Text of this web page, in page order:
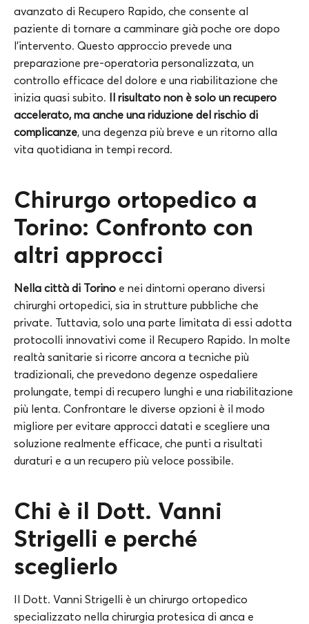
avanzato di Recupero Rapido, che consente al
paziente di tornare a camminare già poche ore dopo
l’intervento. Questo approccio prevede una
preparazione pre-operatoria personalizzata, un
controllo efficace del dolore e una riabilitazione che
inizia quasi subito. Il risultato non è solo un recupero
accelerato, ma anche una riduzione del rischio di
complicanze, una degenza più breve e un ritorno alla
vita quotidiana in tempi record.
Chirurgo ortopedico a
Torino: Confronto con
altri approcci
Nella città di Torino e nei dintorni operano diversi
chirurghi ortopedici, sia in strutture pubbliche che
private. Tuttavia, solo una parte limitata di essi adotta
protocolli innovativi come il Recupero Rapido. In molte
realtà sanitarie si ricorre ancora a tecniche più
tradizionali, che prevedono degenze ospedaliere
prolungate, tempi di recupero lunghi e una riabilitazione
più lenta. Confrontare le diverse opzioni è il modo
migliore per evitare approcci datati e scegliere una
soluzione realmente efficace, che punti a risultati
duraturi e a un recupero più veloce possibile.
Chi è il Dott. Vanni
Strigelli e perché
sceglierlo
Il Dott. Vanni Strigelli è un chirurgo ortopedico
specializzato nella chirurgia protesica di anca e